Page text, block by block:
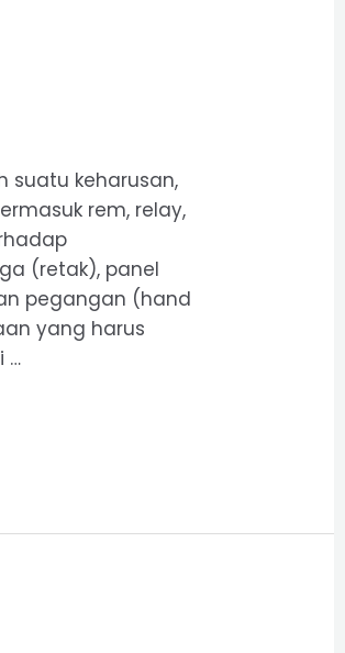
suatu keharusan,
rem, relay,
(retak), panel
pegangan (hand
yang harus
…